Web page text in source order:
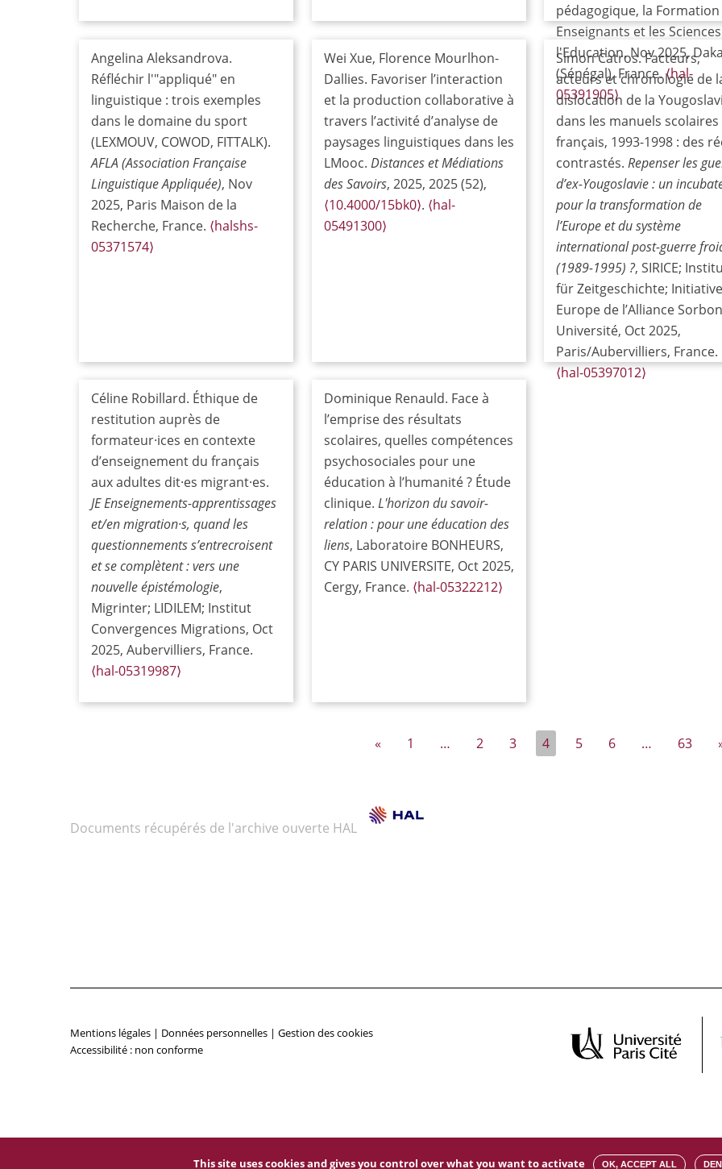
pédagogique, la
Enseignants et les
l'Education, Nov 2025,
(Sénégal), France.⟨hal-
05391905⟩
Angelina Aleksandrova.
Réfléchir l'"appliqué" en
linguistique : trois exemples
dans le domaine du sport
(LEXMOUV, COWOD, FITTALK).
AFLA (Association Française
Linguistique Appliquée), Nov
2025, Paris Maison de la
Recherche, France. ⟨halshs-
05371574⟩
Wei Xue, Florence Mourlhon-
Dallies. Favoriser l’interaction
et la production collaborative à
travers l’activité d’analyse de
paysages linguistiques dans les
LMooc. Distances et Médiations
des Savoirs, 2025, 2025 (52),
⟨10.4000/15bk0⟩. ⟨hal-
05491300⟩
Simon Catros. Facteurs,
acteurs et chronologie de
dislocation de la
dans les manuels scolaires
français, 1993-1998 : des
contrastés. Repenser les
d’ex-Yougoslavie : un
pour la transformation de
l’Europe et du système
international post-guerre
(1989-1995) ?, SIRICE;
für Zeitgeschichte; Initiative
Europe de l’Alliance
Université, Oct 2025,
Paris/Aubervilliers, France.
⟨hal-05397012⟩
Céline Robillard. Éthique de
restitution auprès de
formateur·ices en contexte
d’enseignement du français
aux adultes dit·es migrant·es.
JE Enseignements-apprentissages
et/en migration·s, quand les
questionnements s’entrecroisent
et se complètent : vers une
nouvelle épistémologie,
Migrinter; LIDILEM; Institut
Convergences Migrations, Oct
2025, Aubervilliers, France.
⟨hal-05319987⟩
Dominique Renauld. Face à
l’emprise des résultats
scolaires, quelles compétences
psychosociales pour une
éducation à l’humanité ? Étude
clinique. L'horizon du savoir-
relation : pour une éducation des
liens, Laboratoire BONHEURS,
CY PARIS UNIVERSITE, Oct 2025,
Cergy, France. ⟨hal-05322212⟩
« 1 … 2 3 4 5 6 … 63
Documents récupérés de l'archive ouverte HAL
Mentions légales | Données personnelles | Gestion des cookies
Accessibilité : non conforme
This site uses cookies and gives you control over what you want to activate OK, ACCEPT ALL